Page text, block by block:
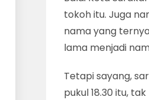
tokoh itu. Juga
nama yang
lama menjadi
Tetapi sayang,
pukul 18.30 itu,